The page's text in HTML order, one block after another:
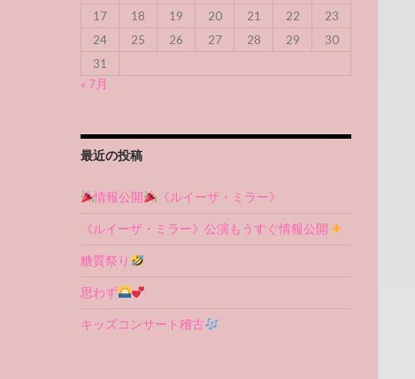
17
18 19 20 21 22
23
24
25 26 27 28 29
30
31
« 7月
最近の投稿
情報公開 《ルイーザ・ミラー》
《ルイーザ・ミラー》公演もうすぐ情報公開
糖質祭り
思わず
キッズコンサート稽古